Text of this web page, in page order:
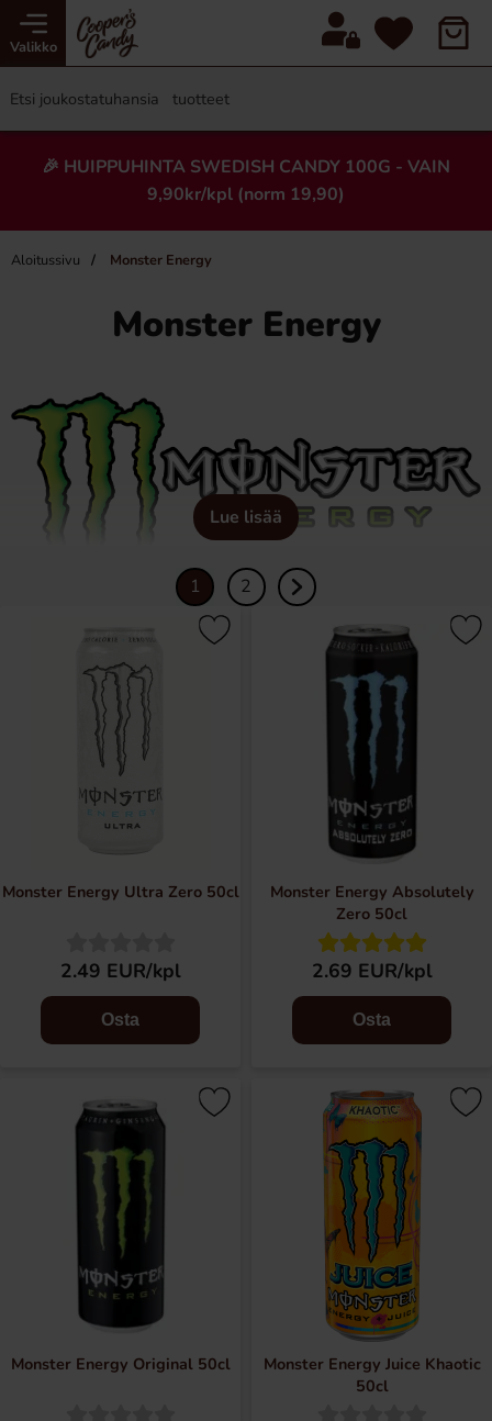
Valikko
🎉 HUIPPUHINTA SWEDISH CANDY 100G - VAIN
9,90kr/kpl (norm 19,90)
Aloitussivu Monster Energy
Monster Energy
Lue lisää
1 2
Monster Energy Ultra Zero 50cl
2.49 EUR/kpl
Osta
Monster Energy Absolutely
Zero 50cl
2.69 EUR/kpl
Osta
Monster Energy Original 50cl
Monster Energy Juice Khaotic
50cl